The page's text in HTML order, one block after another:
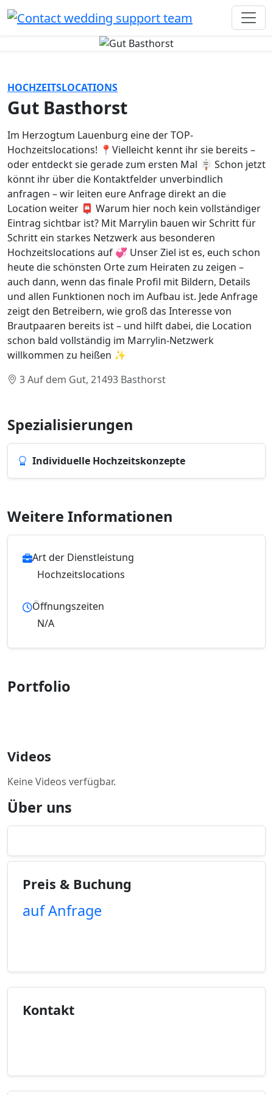
HOCHZEITSLOCATIONS
Gut Basthorst
Im Herzogtum Lauenburg eine der TOP-
Hochzeitslocations! 📍Vielleicht kennt ihr sie bereits –
oder entdeckt sie gerade zum ersten Mal 🪧 Schon jetzt
könnt ihr über die Kontaktfelder unverbindlich
anfragen – wir leiten eure Anfrage direkt an die
Location weiter 📮 Warum hier noch kein vollständiger
Eintrag sichtbar ist? Mit Marrylin bauen wir Schritt für
Schritt ein starkes Netzwerk aus besonderen
Hochzeitslocations auf 💞 Unser Ziel ist es, euch schon
heute die schönsten Orte zum Heiraten zu zeigen –
auch dann, wenn das finale Profil mit Bildern, Details
und allen Funktionen noch im Aufbau ist. Jede Anfrage
zeigt den Betreibern, wie groß das Interesse von
Brautpaaren bereits ist – und hilft dabei, die Location
schon bald vollständig im Marrylin-Netzwerk
willkommen zu heißen ✨
3 Auf dem Gut, 21493 Basthorst
Spezialisierungen
Individuelle Hochzeitskonzepte
Weitere Informationen
Art der Dienstleistung
Hochzeitslocations
Öffnungszeiten
N/A
Portfolio
Videos
Keine Videos verfügbar.
Über uns
Preis & Buchung
auf Anfrage
Kontakt